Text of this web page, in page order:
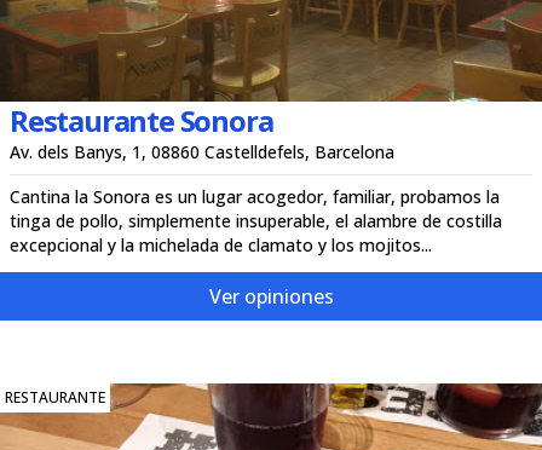
Restaurante Sonora
Av. dels Banys, 1, 08860 Castelldefels, Barcelona
Cantina la Sonora es un lugar acogedor, familiar, probamos la
tinga de pollo, simplemente insuperable, el alambre de costilla
excepcional y la michelada de clamato y los mojitos...
Ver opiniones
RESTAURANTE